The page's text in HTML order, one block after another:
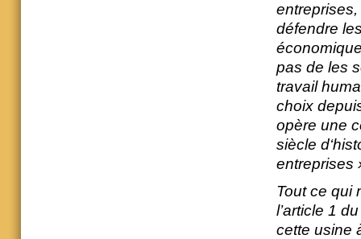
défendre
pas de les
travail
choix
opère une
siècle
entreprises
Tout ce qui
l’article 1
cette usine